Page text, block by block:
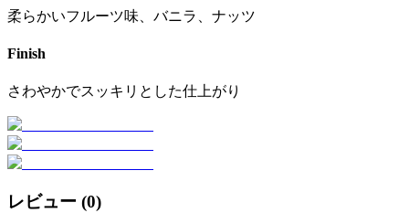
柔らかいフルーツ味、バニラ、ナッツ
Finish
さわやかでスッキリとした仕上がり
レビュー (0)